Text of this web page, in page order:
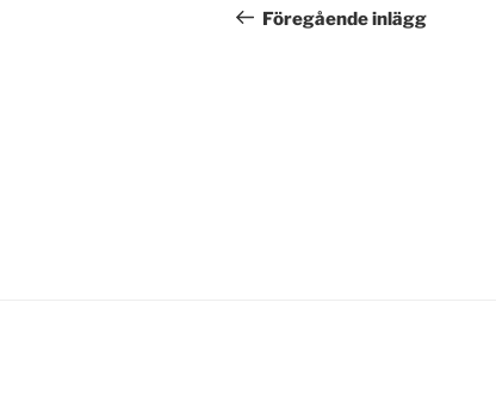
inlägg
Föregående inlägg